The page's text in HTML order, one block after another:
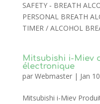
SAFETY ‐ BREATH
PERSONAL BREATH
TIMER / ALCOHOL
Mitsubishi i-Miev
électronique
par Webmaster| Jan
Mitsubishi i-Miev